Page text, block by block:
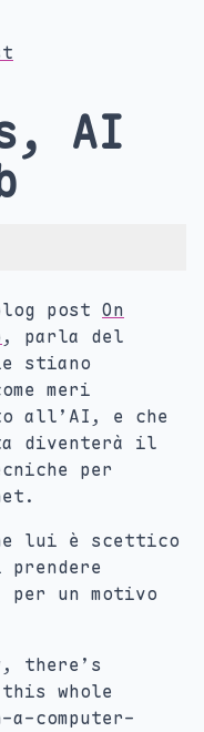
AI
post On
, parla del
stiano
meri
all’AI, e che
diventerà il
per
lui è scettico
un motivo
there’s
whole
computer-